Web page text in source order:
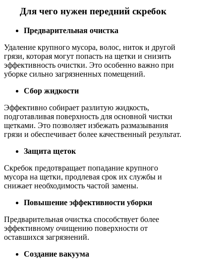
Для чего нужен передний скребок
Предварительная очистка
Удаление крупного мусора, волос, ниток и другой
грязи, которая могут попасть на щетки и снизить
эффективность очистки. Это особенно важно при
уборке сильно загрязненных помещений.
Сбор жидкости
Эффективно собирает разлитую жидкость,
подготавливая поверхность для основной чистки
щетками. Это позволяет избежать размазывания
грязи и обеспечивает более качественный результат.
Защита щеток
Скребок предотвращает попадание крупного
мусора на щетки, продлевая срок их службы и
снижает необходимость частой замены.
Повышение эффективности уборки
Предварительная очистка способствует более
эффективному очищению поверхности от
оставшихся загрязнений.
Создание вакуума